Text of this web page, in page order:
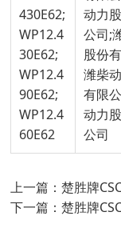
430E62;
WP12.4
30E62;
WP12.4
90E62;
WP12.4
60E62
动力
公司;
股份
潍柴
有限
动力
公司
上一篇：楚胜牌
下一篇：楚胜牌